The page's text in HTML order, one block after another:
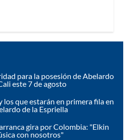
para la posesión de Abelardo
este 7 de agosto
que estarán en primera fila en
de la Espriella
gira por Colombia: "Elkin
con nosotros"